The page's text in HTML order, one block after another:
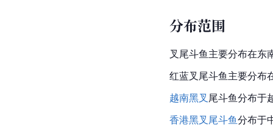
分布范围
叉尾斗鱼主要分布在东
红蓝叉尾斗鱼主要分布
越南黑叉 尾斗鱼分布于
香港黑叉尾斗鱼分布于